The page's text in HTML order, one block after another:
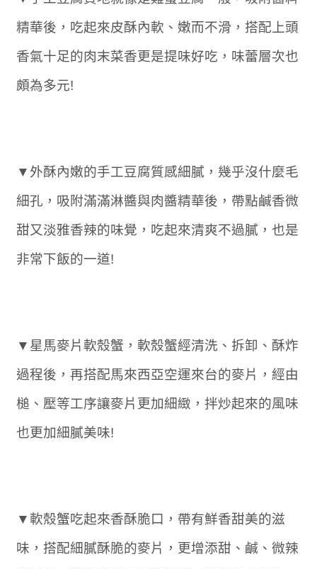
精華後，吃起來皮酥內軟、嫩而不滑，搭配上頭
香氣十足的肉末菜香更是提味好吃，味蕾層次也
頗為多元!
▼外酥內嫩的手工豆腐質感細膩，幾乎沒什麼毛
細孔，吸附滿滿淋醬與肉醬精華後，帶點鹹香微
甜又淡雅香辣的味覺，吃起來清爽不過膩，也是
非常下飯的一道!
▼星馬麥片軟殼蟹，軟殼蟹經清洗、拆卸、酥炸
過程後，再搭配馬來西亞空運來台的麥片，經由
槌、壓等工序讓麥片更加細緻，拌炒起來的風味
也更加細膩美味!
▼軟殼蟹吃起來香酥脆口，帶有鮮香甜美的滋
味，搭配細膩酥脆的麥片，更增添甜、鹹、微辣